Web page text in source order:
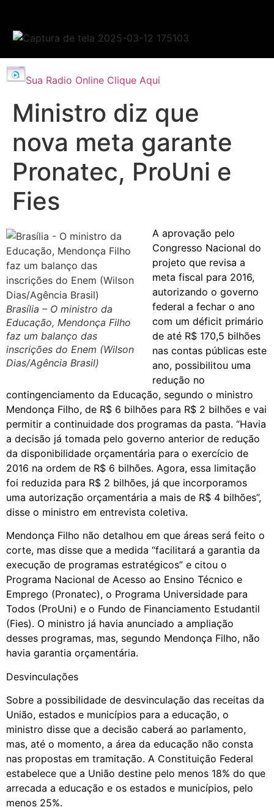
Sua Radio Online Clique Aqui
Ministro diz que
nova meta garante
Pronatec, ProUni e
Fies
Brasília – O ministro da
Educação, Mendonça Filho
faz um balanço das
inscrições do Enem (Wilson
Dias/Agência Brasil)
A aprovação pelo
Congresso Nacional do
projeto que revisa a
meta fiscal para 2016,
autorizando o governo
federal a fechar o ano
com um déficit primário
de até R$ 170,5 bilhões
nas contas públicas este
ano, possibilitou uma
redução no
contingenciamento da Educação, segundo o ministro
Mendonça Filho, de R$ 6 bilhões para R$ 2 bilhões e vai
permitir a continuidade dos programas da pasta. “Havia
a decisão já tomada pelo governo anterior de redução
da disponibilidade orçamentária para o exercício de
2016 na ordem de R$ 6 bilhões. Agora, essa limitação
foi reduzida para R$ 2 bilhões, já que incorporamos
uma autorização orçamentária a mais de R$ 4 bilhões”,
disse o ministro em entrevista coletiva.
Mendonça Filho não detalhou em que áreas será feito o
corte, mas disse que a medida “facilitará a garantia da
execução de programas estratégicos” e citou o
Programa Nacional de Acesso ao Ensino Técnico e
Emprego (Pronatec), o Programa Universidade para
Todos (ProUni) e o Fundo de Financiamento Estudantil
(Fies). O ministro já havia anunciado a ampliação
desses programas, mas, segundo Mendonça Filho, não
havia garantia orçamentária.
Desvinculações
Sobre a possibilidade de desvinculação das receitas da
União, estados e municípios para a educação, o
ministro disse que a decisão caberá ao parlamento,
mas, até o momento, a área da educação não consta
nas propostas em tramitação. A Constituição Federal
estabelece que a União destine pelo menos 18% do que
arrecada a educação e os estados e municípios, pelo
menos 25%.